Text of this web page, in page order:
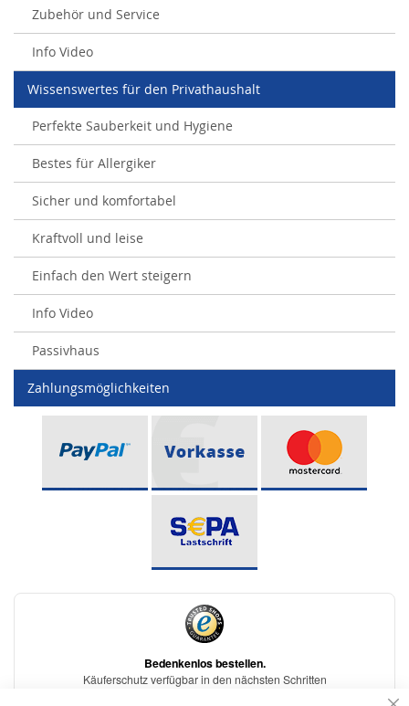
Zubehör und Service
Info Video
Wissenswertes für den Privathaushalt
Perfekte Sauberkeit und Hygiene
Bestes für Allergiker
Sicher und komfortabel
Kraftvoll und leise
Einfach den Wert steigern
Info Video
Passivhaus
Zahlungsmöglichkeiten